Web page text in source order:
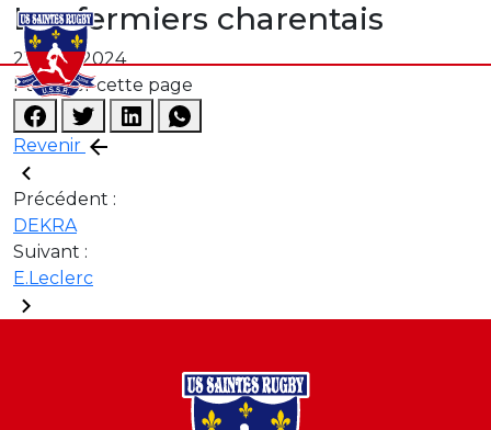
Les fermiers charentais
21 août 2024
Revenir
Partager cette page
Précédent :
DEKRA
Suivant :
E.Leclerc